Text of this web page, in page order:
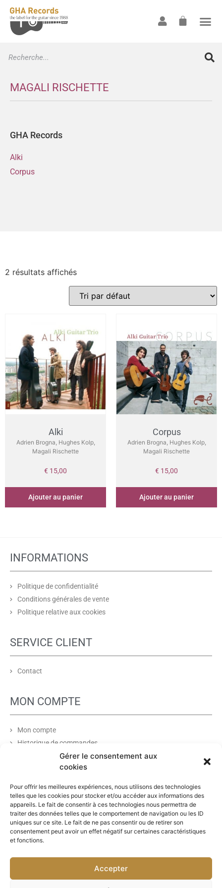
Gérer le consentement aux
cookies
Pour offrir les meilleures expériences, nous utilisons des technologies
telles que les cookies pour stocker et/ou accéder aux informations des
appareils. Le fait de consentir à ces technologies nous permettra de
traiter des données telles que le comportement de navigation ou les ID
uniques sur ce site. Le fait de ne pas consentir ou de retirer son
consentement peut avoir un effet négatif sur certaines caractéristiques
et fonctions.
Accepter
MAGALI RISCHETTE
GHA Records
Alki
Corpus
2 résultats affichés
Alki
Adrien Brogna, Hughes Kolp,
Magali Rischette
€ 15,00
Ajouter au panier
Corpus
Adrien Brogna, Hughes Kolp,
Magali Rischette
€ 15,00
Ajouter au panier
INFORMATIONS
Politique de confidentialité
Conditions générales de vente
Politique relative aux cookies
SERVICE CLIENT
Contact
MON COMPTE
Mon compte
Historique de commandes
Liste de souhaits
PARTENAIRES